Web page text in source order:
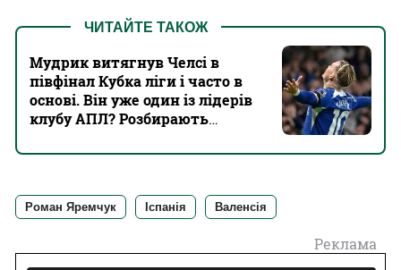
ЧИТАЙТЕ ТАКОЖ
Мудрик витягнув Челсі в
півфінал Кубка ліги і часто в
основі. Він уже один із лідерів
клубу АПЛ? Розбирають
Роман Яремчук Іспанія Валенсія
Реклама